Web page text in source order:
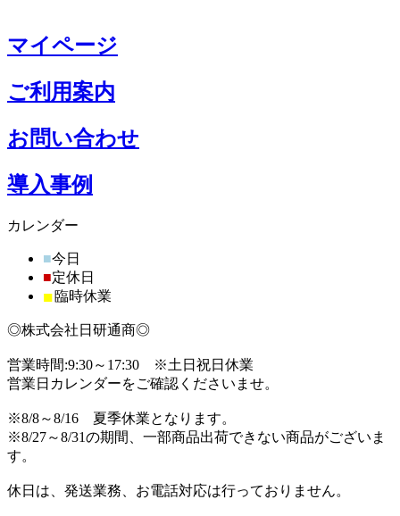
マイページ
ご利用案内
お問い合わせ
導入事例
カレンダー
■今日
■定休日
■臨時休業
◎株式会社日研通商◎
営業時間:9:30～17:30 ※土日祝日休業
営業日カレンダーをご確認くださいませ。
※8/8～8/16 夏季休業となります。
※8/27～8/31の期間、一部商品出荷できない商品がございま
す。
休日は、発送業務、お電話対応は行っておりません。